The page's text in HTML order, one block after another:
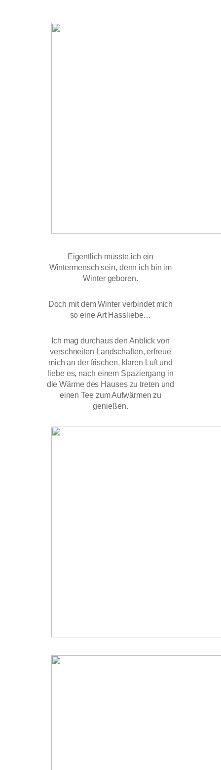
Eigentlich müsste ich ein
Wintermensch sein, denn ich bin im
Winter geboren.
Doch mit dem Winter verbindet mich
so eine Art Hassliebe…
Ich mag durchaus den Anblick von
verschneiten Landschaften, erfreue
mich an der frischen, klaren Luft und
liebe es, nach einem Spaziergang in
die Wärme des Hauses zu treten und
einen Tee zum Aufwärmen zu
genießen.